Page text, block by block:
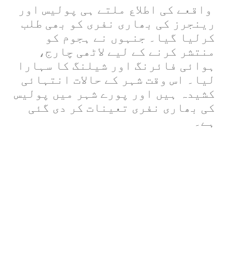
واقعے کی اطلاع ملتے ہی پولیس اور
رینجرز کی بھاری نفری کو بھی طلب
کرلیا گیا۔ جنہوں نے ہجوم کو
منتشر کرنے کے لیے لاٹھی چارج،
ہوائی فائرنگ اور شیلنگ کا سہارا
لیا۔ اس وقت شہر کے حالات انتہائی
کشیدہ ہیں اور پورے شہر میں پولیس
کی بھاری نفری تعینات کر دی گئی
ہے۔